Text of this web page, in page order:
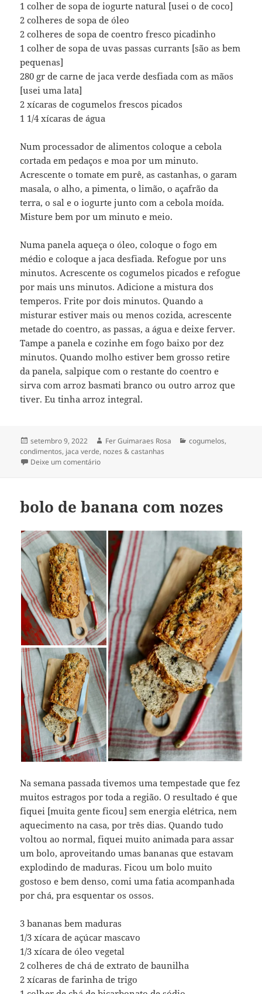
1 colher de sopa de iogurte natural [usei o de coco]
2 colheres de sopa de óleo
2 colheres de sopa de coentro fresco picadinho
1 colher de sopa de uvas passas currants [são as bem
pequenas]
280 gr de carne de jaca verde desfiada com as mãos
[usei uma lata]
2 xí­caras de cogumelos frescos picados
1 1/4 xícaras de água
Num processador de alimentos coloque a cebola
cortada em pedaços e moa por um minuto.
Acrescente o tomate em purê, as castanhas, o garam
masala, o alho, a pimenta, o limão, o açafrão da
terra, o sal e o iogurte junto com a cebola moí­da.
Misture bem por um minuto e meio.
Numa panela aqueça o óleo, coloque o fogo em
médio e coloque a jaca desfiada. Refogue por uns
minutos. Acrescente os cogumelos picados e refogue
por mais uns minutos. Adicione a mistura dos
temperos. Frite por dois minutos. Quando a
misturar estiver mais ou menos cozida, acrescente
metade do coentro, as passas, a água e deixe ferver.
Tampe a panela e cozinhe em fogo baixo por dez
minutos. Quando molho estiver bem grosso retire
da panela, salpique com o restante do coentro e
sirva com arroz basmati branco ou outro arroz que
tiver. Eu tinha arroz integral.
Publicado
em
setembro 9, 2022 Autor
Fer Guimaraes Rosa Categorias
cogumelos,
condimentos, jaca verde, nozes & castanhas
Deixe um comentárioem carne de jaca verde no molho de castanha
bolo de banana com nozes
Na semana passada tivemos uma tempestade que fez
muitos estragos por toda a região. O resultado é que
fiquei [muita gente ficou] sem energia elétrica, nem
aquecimento na casa, por três dias. Quando tudo
voltou ao normal, fiquei muito animada para assar
um bolo, aproveitando umas bananas que estavam
explodindo de maduras. Ficou um bolo muito
gostoso e bem denso, comi uma fatia acompanhada
por chá, pra esquentar os ossos.
3 bananas bem maduras
1/3 xícara de açúcar mascavo
1/3 xícara de óleo vegetal
2 colheres de chá de extrato de baunilha
2 xícaras de farinha de trigo